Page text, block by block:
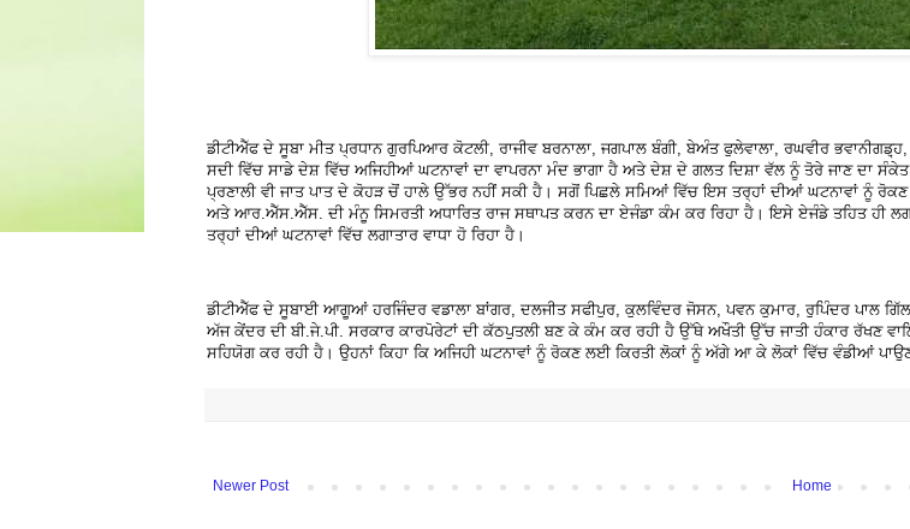
ਡੀਟੀਐੱਫ ਦੇ ਸੂਬਾ ਮੀਤ ਪ੍ਰਧਾਨ ਗੁਰਪਿਆਰ ਕੋਟਲੀ, ਰਾਜੀਵ ਬਰਨਾਲਾ, ਜਗਪਾਲ ਬੰਗੀ, ਬੇਅੰਤ ਫੁਲੇਵਾਲਾ, ਰਘਵੀਰ
ਸਦੀ ਵਿੱਚ ਸਾਡੇ ਦੇਸ਼ ਵਿੱਚ ਅਜਿਹੀਆਂ ਘਟਨਾਵਾਂ ਦਾ ਵਾਪਰਨਾ ਮੰਦ ਭਾਗਾ ਹੈ ਅਤੇ ਦੇਸ਼ ਦੇ ਗਲਤ ਦਿਸ਼ਾ ਵੱਲ ਨੂੰ ਤੋਰੇ ਜਾਣ ਦਾ
ਪ੍ਰਣਾਲੀ ਵੀ ਜਾਤ ਪਾਤ ਦੇ ਕੋਹੜ ਚੋਂ ਹਾਲੇ ਉੱਭਰ ਨਹੀਂ ਸਕੀ ਹੈ। ਸਗੋਂ ਪਿਛਲੇ ਸਮਿਆਂ ਵਿੱਚ ਇਸ ਤਰ੍ਹਾਂ ਦੀਆਂ ਘਟਨਾਵਾਂ ਨੂੰ
ਅਤੇ ਆਰ.ਐੱਸ.ਐੱਸ. ਦੀ ਮੰਨੂ ਸਿਮਰਤੀ ਅਧਾਰਿਤ ਰਾਜ ਸਥਾਪਤ ਕਰਨ ਦਾ ਏਜੰਡਾ ਕੰਮ ਕਰ ਰਿਹਾ ਹੈ। ਇਸੇ ਏਜੰਡੇ ਤਹਿਤ ਹੀ
ਤਰ੍ਹਾਂ ਦੀਆਂ ਘਟਨਾਵਾਂ ਵਿੱਚ ਲਗਾਤਾਰ ਵਾਧਾ ਹੋ ਰਿਹਾ ਹੈ।
ਡੀਟੀਐੱਫ ਦੇ ਸੂਬਾਈ ਆਗੂਆਂ ਹਰਜਿੰਦਰ ਵਡਾਲਾ ਬਾਂਗਰ, ਦਲਜੀਤ ਸਫੀਪੁਰ, ਕੁਲਵਿੰਦਰ ਜੋਸਨ, ਪਵਨ ਕੁਮਾਰ, ਰੁਪਿੰਦਰ ਪਾਲ
ਅੱਜ ਕੇਂਦਰ ਦੀ ਬੀ.ਜੇ.ਪੀ. ਸਰਕਾਰ ਕਾਰਪੋਰੇਟਾਂ ਦੀ ਕੱਠਪੁਤਲੀ ਬਣ ਕੇ ਕੰਮ ਕਰ ਰਹੀ ਹੈ ਉੱਥੇ ਅਖੌਤੀ ਉੱਚ ਜਾਤੀ ਹੰਕਾਰ ਰੱਖਣ
ਸਹਿਯੋਗ ਕਰ ਰਹੀ ਹੈ। ਉਹਨਾਂ ਕਿਹਾ ਕਿ ਅਜਿਹੀ ਘਟਨਾਵਾਂ ਨੂੰ ਰੋਕਣ ਲਈ ਕਿਰਤੀ ਲੋਕਾਂ ਨੂੰ ਅੱਗੇ ਆ ਕੇ ਲੋਕਾਂ ਵਿੱਚ ਵੰਡੀਆਂ ਪਾਉਣ
Newer Post Home